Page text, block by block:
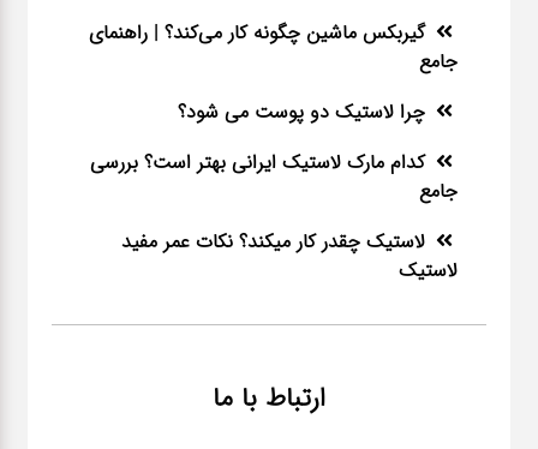
گیربکس ماشین چگونه کار می‌کند؟ | راهنمای
جامع
چرا لاستیک دو پوست می شود؟
کدام مارک لاستیک ایرانی بهتر است؟ بررسی
جامع
لاستیک چقدر کار میکند؟ نکات عمر مفید
لاستیک
ارتباط با ما